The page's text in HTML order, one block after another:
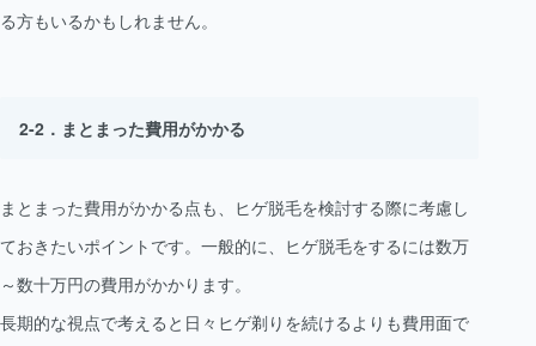
る方もいるかもしれません。
まとまった費用がかかる
まとまった費用がかかる点も、ヒゲ脱毛を検討する際に考慮し
ておきたいポイントです。一般的に、ヒゲ脱毛をするには数万
～数十万円の費用がかかります。
長期的な視点で考えると日々ヒゲ剃りを続けるよりも費用面で